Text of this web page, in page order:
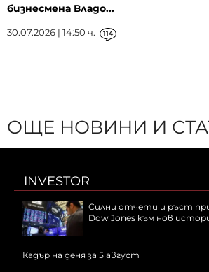
бизнесмена Владо...
30.07.2026 | 14:50 ч. 114
ОЩЕ НОВИНИ И
INVESTOR
Силни отчети и ръст при
Dow Jones към нов
Кадър на деня за 5 август